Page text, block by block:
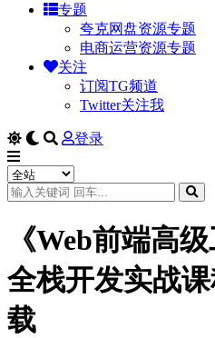
专题
夸克网盘资源专题
电商运营资源专题
关注
订阅TG频道
Twitter关注我
登录
《Web前端高
全栈开发实战
载